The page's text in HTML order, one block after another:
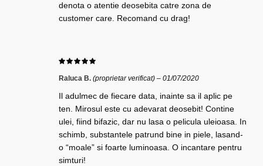
denota o atentie deosebita catre zona de
customer care. Recomand cu drag!
Raluca B. (proprietar verificat) – 01/07/2020
Il adulmec de fiecare data, inainte sa il aplic pe
ten. Mirosul este cu adevarat deosebit! Contine
ulei, fiind bifazic, dar nu lasa o pelicula uleioasa. In
schimb, substantele patrund bine in piele, lasand-
o “moale” si foarte luminoasa. O incantare pentru
simturi!